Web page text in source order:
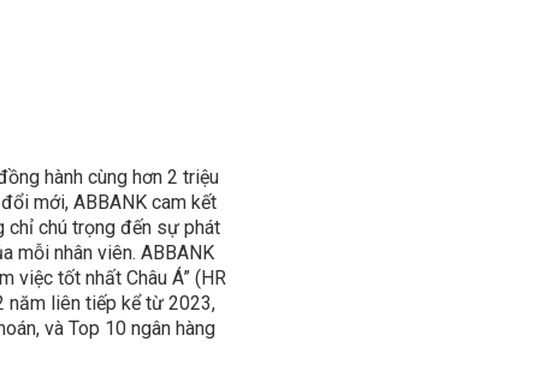
hành cùng hơn 2 triệu
mới, ABBANK cam kết
chỉ chú trọng đến sự phát
mỗi nhân viên. ABBANK
việc tốt nhất Châu Á” (HR
năm liên tiếp kể từ 2023,
và Top 10 ngân hàng